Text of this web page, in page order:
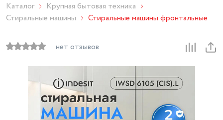
Каталог
Крупная бытовая техника
Стиральные машины
Стиральные машины фронтальные
нет отзывов